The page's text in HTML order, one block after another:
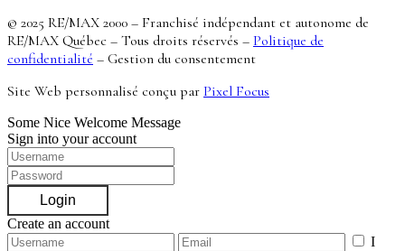
© 2025 RE/MAX 2000 – Franchisé indépendant et autonome de
RE/MAX Québec – Tous droits réservés – Politique de
confidentialité – Gestion du consentement
Site Web personnalisé conçu par Pixel Focus
Some Nice Welcome Message
Sign into your account
Login
Create an account
I